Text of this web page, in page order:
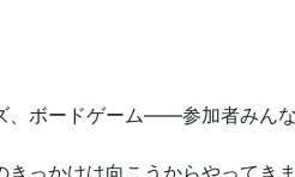
、ボードゲーム——参加者みん
っかけは向こうからやってきま